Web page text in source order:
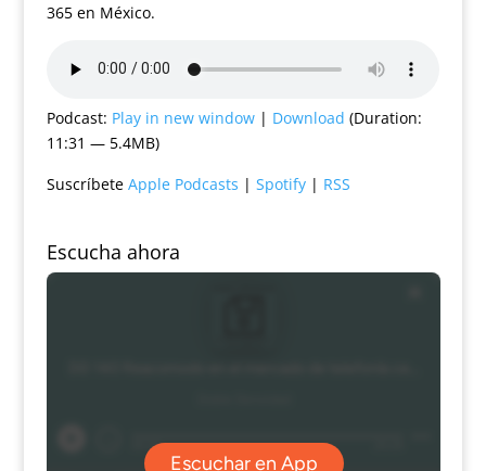
365 en México.
Podcast: Play in new window| Download (Duration:
11:31 — 5.4MB)
Suscríbete Apple Podcasts | Spotify| RSS
Escucha ahora